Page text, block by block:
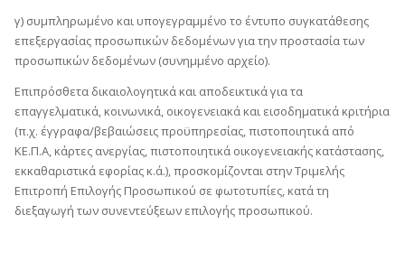
γ) συμπληρωμένο και υπογεγραμμένο το έντυπο συγκατάθεσης
επεξεργασίας προσωπικών δεδομένων για την προστασία των
προσωπικών δεδομένων (συνημμένο αρχείο).
Επιπρόσθετα δικαιολογητικά και αποδεικτικά για τα
επαγγελματικά, κοινωνικά, οικογενειακά και εισοδηματικά κριτήρια
(π.χ. έγγραφα/βεβαιώσεις προϋπηρεσίας, πιστοποιητικά από
ΚΕ.Π.Α, κάρτες ανεργίας, πιστοποιητικά οικογενειακής κατάστασης,
εκκαθαριστικά εφορίας κ.ά.), προσκομίζονται στην Τριμελής
Επιτροπή Επιλογής Προσωπικού σε φωτοτυπίες, κατά τη
διεξαγωγή των συνεντεύξεων επιλογής προσωπικού.